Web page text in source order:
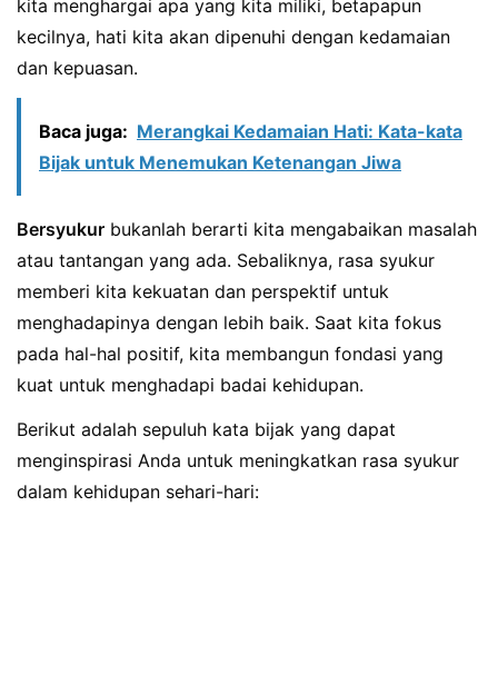
kita menghargai apa yang kita miliki, betapapun
kecilnya, hati kita akan dipenuhi dengan kedamaian
dan kepuasan.
Baca juga: Merangkai Kedamaian Hati: Kata-kata
Bijak untuk Menemukan Ketenangan Jiwa
Bersyukur bukanlah berarti kita mengabaikan masalah
atau tantangan yang ada. Sebaliknya, rasa syukur
memberi kita kekuatan dan perspektif untuk
menghadapinya dengan lebih baik. Saat kita fokus
pada hal-hal positif, kita membangun fondasi yang
kuat untuk menghadapi badai kehidupan.
Berikut adalah sepuluh kata bijak yang dapat
menginspirasi Anda untuk meningkatkan rasa syukur
dalam kehidupan sehari-hari: